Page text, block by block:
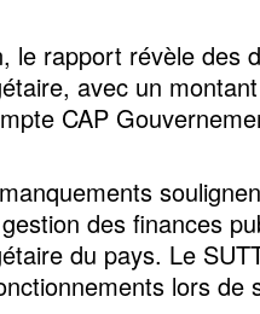
le rapport révèle des
avec un
CAP
des finances
du pays. Le
lors de